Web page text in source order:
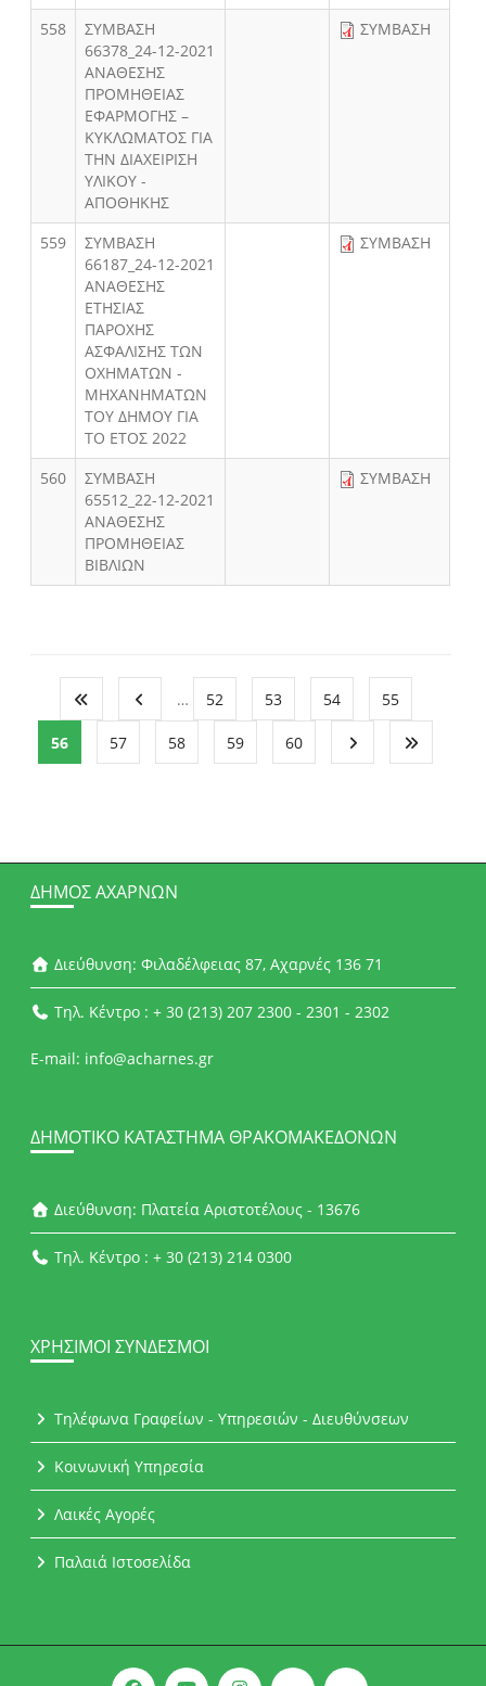
558
ΣΥΜΒΑΣΗ
66378_24-12-2021
ΑΝΑΘΕΣΗΣ
ΠΡΟΜΗΘΕΙΑΣ
ΕΦΑΡΜΟΓΗΣ –
ΚΥΚΛΩΜΑΤΟΣ ΓΙΑ
ΤΗΝ ΔΙΑΧΕΙΡΙΣΗ
ΥΛΙΚΟΥ -
ΑΠΟΘΗΚΗΣ
ΣΥΜΒΑΣΗ
559
ΣΥΜΒΑΣΗ
66187_24-12-2021
ΑΝΑΘΕΣΗΣ
ΕΤΗΣΙΑΣ
ΠΑΡΟΧΗΣ
ΑΣΦΑΛΙΣΗΣ ΤΩΝ
ΟΧΗΜΑΤΩΝ -
ΜΗΧΑΝΗΜΑΤΩΝ
ΤΟΥ ΔΗΜΟΥ ΓΙΑ
ΤΟ ΕΤΟΣ 2022
ΣΥΜΒΑΣΗ
560
ΣΥΜΒΑΣΗ
65512_22-12-2021
ΑΝΑΘΕΣΗΣ
ΠΡΟΜΗΘΕΙΑΣ
ΒΙΒΛΙΩΝ
ΣΥΜΒΑΣΗ
… 52 53 54 55
56 57 58 59 60
ΔΉΜΟΣ ΑΧΑΡΝΏΝ
Διεύθυνση: Φιλαδέλφειας 87, Αχαρνές 136 71
Τηλ. Κέντρο : + 30 (213) 207 2300 - 2301 - 2302
E-mail: info@acharnes.gr
ΔΗΜΟΤΙΚΌ ΚΑΤΆΣΤΗΜΑ ΘΡΑΚΟΜΑΚΕΔΌΝΩΝ
Διεύθυνση: Πλατεία Αριστοτέλους - 13676
Τηλ. Κέντρο : + 30 (213) 214 0300
ΧΡΉΣΙΜΟΙ ΣΎΝΔΕΣΜΟΙ
Τηλέφωνα Γραφείων - Υπηρεσιών - Διευθύνσεων
Κοινωνική Υπηρεσία
Λαικές Αγορές
Παλαιά Ιστοσελίδα